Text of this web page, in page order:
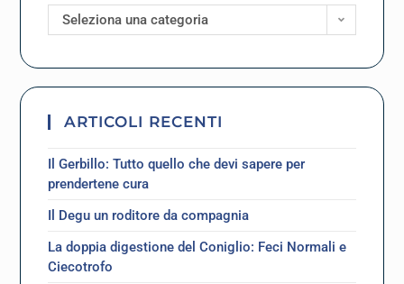
Seleziona una categoria
ARTICOLI RECENTI
Il Gerbillo: Tutto quello che devi sapere per
prendertene cura
Il Degu un roditore da compagnia
La doppia digestione del Coniglio: Feci Normali e
Ciecotrofo